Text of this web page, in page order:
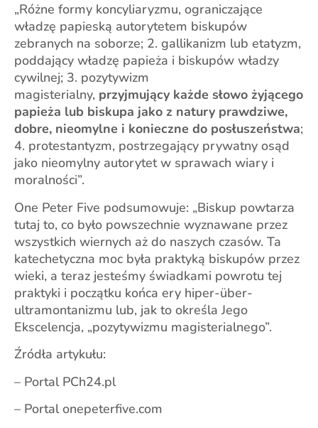
„Różne formy koncyliaryzmu, ograniczające
władzę papieską autorytetem biskupów
zebranych na soborze; 2. gallikanizm lub etatyzm,
poddający władzę papieża i biskupów władzy
cywilnej; 3. pozytywizm
magisterialny, przyjmujący każde słowo żyjącego
papieża lub biskupa jako z natury prawdziwe,
dobre, nieomylne i konieczne do posłuszeństwa;
4. protestantyzm, postrzegający prywatny osąd
jako nieomylny autorytet w sprawach wiary i
moralności”.
One Peter Five podsumowuje: „Biskup powtarza
tutaj to, co było powszechnie wyznawane przez
wszystkich wiernych aż do naszych czasów. Ta
katechetyczna moc była praktyką biskupów przez
wieki, a teraz jesteśmy świadkami powrotu tej
praktyki i początku końca ery hiper-über-
ultramontanizmu lub, jak to określa Jego
Ekscelencja, „pozytywizmu magisterialnego”.
Źródła artykułu:
– Portal PCh24.pl
– Portal onepeterfive.com